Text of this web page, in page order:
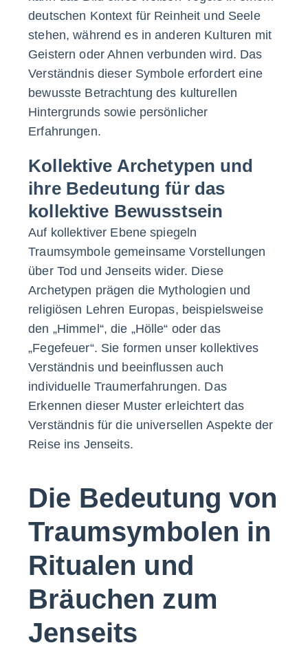
deutschen Kontext für Reinheit und Seele
stehen, während es in anderen Kulturen mit
Geistern oder Ahnen verbunden wird. Das
Verständnis dieser Symbole erfordert eine
bewusste Betrachtung des kulturellen
Hintergrunds sowie persönlicher
Erfahrungen.
Kollektive Archetypen und
ihre Bedeutung für das
kollektive Bewusstsein
Auf kollektiver Ebene spiegeln
Traumsymbole gemeinsame Vorstellungen
über Tod und Jenseits wider. Diese
Archetypen prägen die Mythologien und
religiösen Lehren Europas, beispielsweise
den „Himmel“, die „Hölle“ oder das
„Fegefeuer“. Sie formen unser kollektives
Verständnis und beeinflussen auch
individuelle Traumerfahrungen. Das
Erkennen dieser Muster erleichtert das
Verständnis für die universellen Aspekte der
Reise ins Jenseits.
Die Bedeutung von
Traumsymbolen in
Ritualen und
Bräuchen zum
Jenseits